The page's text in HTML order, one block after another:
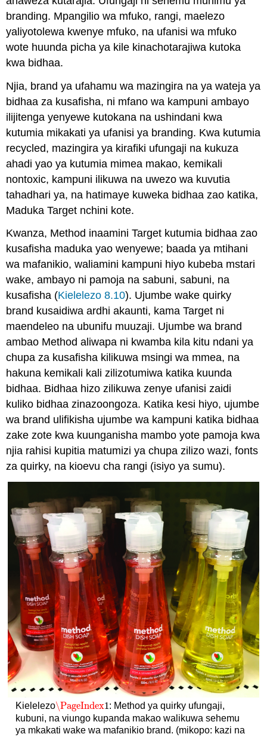
branding. Mpangilio wa mfuko, rangi, maelezo
yaliyotolewa kwenye mfuko, na ufanisi wa mfuko
wote huunda picha ya kile kinachotarajiwa kutoka
kwa bidhaa.
Njia, brand ya ufahamu wa mazingira na ya wateja ya
bidhaa za kusafisha, ni mfano wa kampuni ambayo
ilijitenga yenyewe kutokana na ushindani kwa
kutumia mikakati ya ufanisi ya branding. Kwa kutumia
recycled, mazingira ya kirafiki ufungaji na kukuza
ahadi yao ya kutumia mimea makao, kemikali
nontoxic, kampuni ilikuwa na uwezo wa kuvutia
tahadhari ya, na hatimaye kuweka bidhaa zao katika,
Maduka Target nchini kote.
Kwanza, Method inaamini Target kutumia bidhaa zao
kusafisha maduka yao wenyewe; baada ya mtihani
wa mafanikio, waliamini kampuni hiyo kubeba mstari
wake, ambayo ni pamoja na sabuni, sabuni, na
kusafisha (Kielelezo 8.10). Ujumbe wake quirky
brand kusaidiwa ardhi akaunti, kama Target ni
maendeleo na ubunifu muuzaji. Ujumbe wa brand
ambao Method aliwapa ni kwamba kila kitu ndani ya
chupa za kusafisha kilikuwa msingi wa mmea, na
hakuna kemikali kali zilizotumiwa katika kuunda
bidhaa. Bidhaa hizo zilikuwa zenye ufanisi zaidi
kuliko bidhaa zinazoongoza. Katika kesi hiyo, ujumbe
wa brand ulifikisha ujumbe wa kampuni katika bidhaa
zake zote kwa kuunganisha mambo yote pamoja kwa
njia rahisi kupitia matumizi ya chupa zilizo wazi, fonts
za quirky, na kioevu cha rangi (isiyo ya sumu).
Kielelezo\PageIndex1
\PageIndex1: Method ya quirky ufungaji,
kubuni, na viungo kupanda makao walikuwa sehemu
ya mkakati wake wa mafanikio brand. (mikopo: kazi na